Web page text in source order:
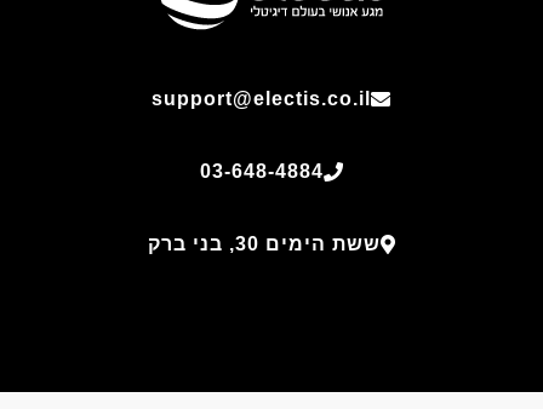
support@electis.co.il
03-648-4884
ששת הימים 30, בני ברק